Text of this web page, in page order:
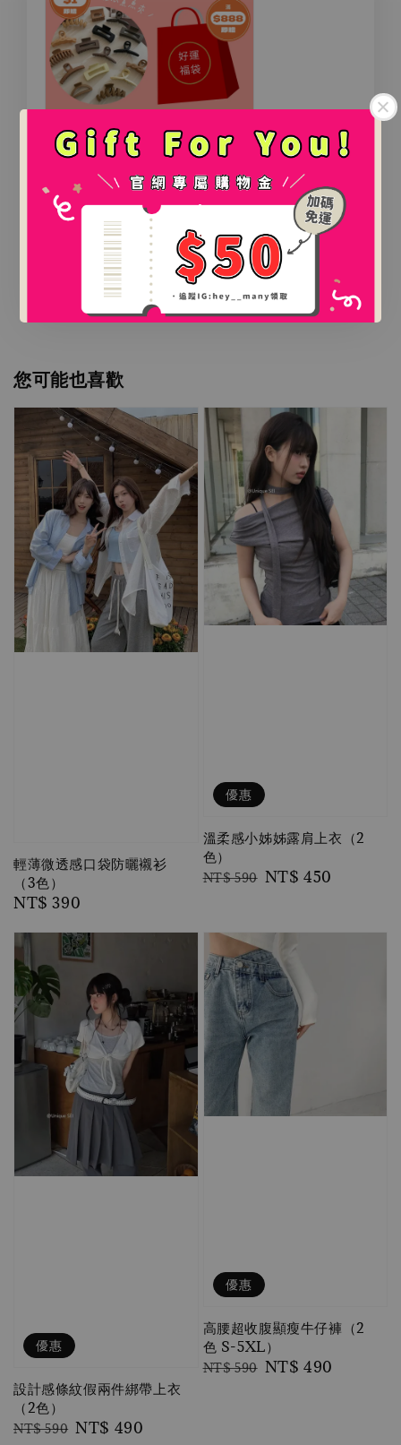
.
.
氛圍感百搭鯊魚夾（2款）
NT$ 0
NT$ 888
- +
加入購物車
您可能也喜歡
輕薄微透感口袋防曬襯衫
（3色）
Regular
NT$ 390
優惠
溫柔感小姊姊露肩上衣（2
色）
Regular
NT$ 590 Sale
NT$ 450
優惠
設計感條紋假兩件綁帶上衣
（2色）
Regular
NT$ 590 Sale
NT$ 490
優惠
高腰超收腹顯瘦牛仔褲（2
色 S-5XL）
Regular
NT$ 590 Sale
NT$ 490